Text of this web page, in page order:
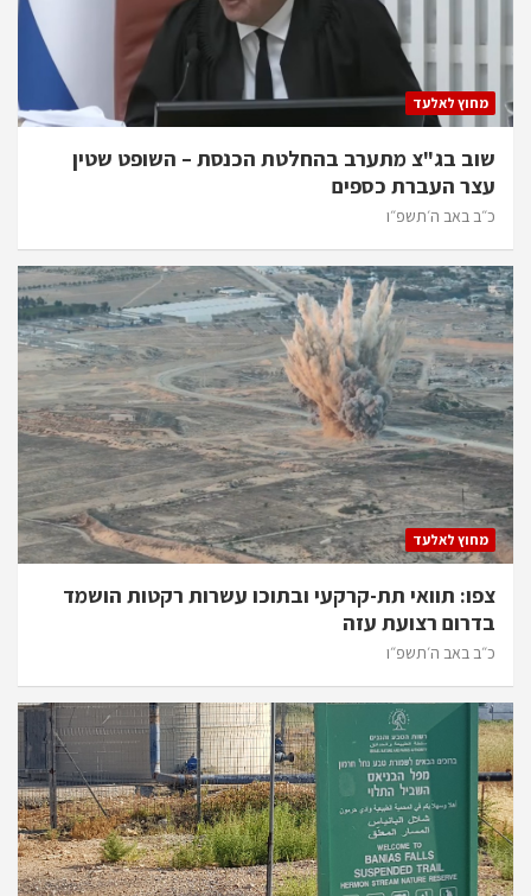
מחוץ לאלעד
שוב בג"צ מתערב בהחלטת הכנסת – השופט שטין
עצר העברת כספים
כ״ב באב ה׳תשפ״ו
מחוץ לאלעד
צפו: תוואי תת-קרקעי ובתוכו עשרות רקטות הושמד
בדרום רצועת עזה
כ״ב באב ה׳תשפ״ו